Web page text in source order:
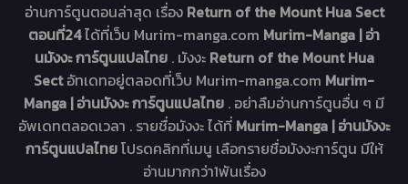
อ่านการ์ตูนตอนล่าสุด เรื่อง Return of the Mount Hua Sect
ตอนที่24ได้ที่เว็บ Murim-manga.com Murim-Manga | อ่า
นมังงะ การ์ตูนแปลไทย . มังงะ Return of the Mount Hua
Sectอัทเดทอยู่ตลอดที่เว็บ Murim-manga.com Murim-
Manga | อ่านมังงะ การ์ตูนแปลไทย . อย่าลืมอ่านการ์ตูนอื่น ๆ มี
อัพเดทตลอดเวลา . รายชื่อมังงะ ได้ที่ Murim-Manga | อ่านมังงะ
การ์ตูนแปลไทยโปรดคลิกที่เมนู เลือกรายชื่อมังงะการ์ตูน มีให้
อ่านมากกว่า1พันเรื่อง